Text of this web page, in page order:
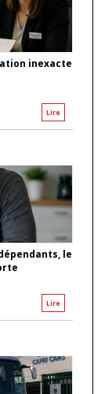
inexacte
Lire
le
Lire